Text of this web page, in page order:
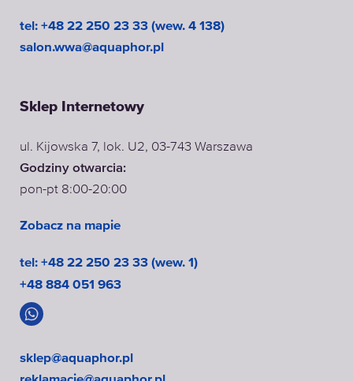
tel: +48 22 250 23 33 (wew. 4 138)
salon.wwa@aquaphor.pl
Sklep Internetowy
ul. Kijowska 7, lok. U2, 03-743 Warszawa
Godziny otwarcia:
pon-pt 8:00-20:00
Zobacz na mapie
tel: +48 22 250 23 33 (wew. 1)
+48 884 051 963
sklep@aquaphor.pl